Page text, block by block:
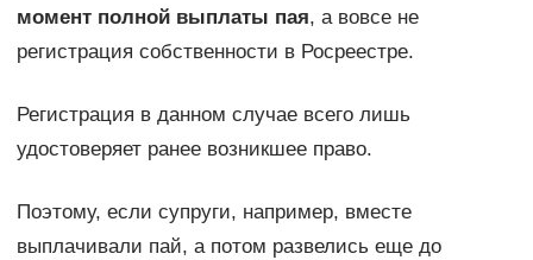
момент полной выплаты пая, а вовсе не
регистрация собственности в Росреестре.
Регистрация в данном случае всего лишь
удостоверяет ранее возникшее право.
Поэтому, если супруги, например, вместе
выплачивали пай, а потом развелись еще до